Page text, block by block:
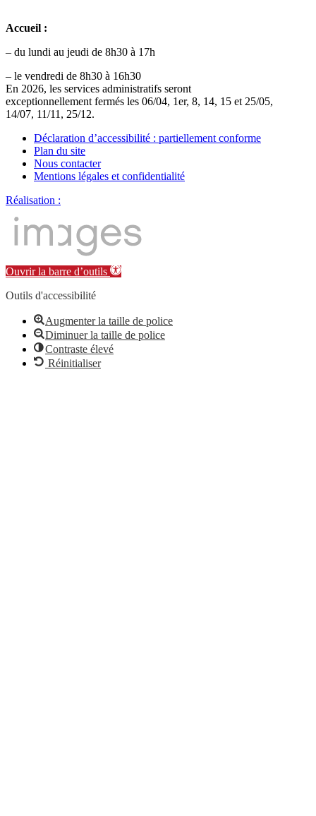
Accueil :
– du lundi au jeudi de 8h30 à 17h
– le vendredi de 8h30 à 16h30
En 2026, les services administratifs seront
exceptionnellement fermés les 06/04, 1er, 8, 14, 15 et 25/05,
14/07, 11/11, 25/12.
Déclaration d’accessibilité : partiellement conforme
Plan du site
Nous contacter
Mentions légales et confidentialité
Réalisation :
Ouvrir la barre d’outils
Outils d'accessibilité
Augmenter la taille de police
Diminuer la taille de police
Contraste élevé
Réinitialiser